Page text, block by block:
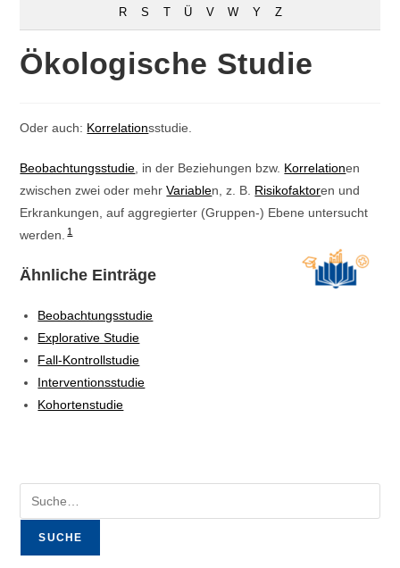
R S Ü V W Y Z
Ökologische Studie
Oder auch: Korrelationsstudie.
Beobachtungsstudie , in der Beziehungen bzw. Korrelationen
zwischen zwei oder mehrVariablen, z. B. Risikofaktoren und
Erkrankungen, auf aggregierter (Gruppen-) Ebene untersucht
werden.
1
Ähnliche Einträge
Beobachtungsstudie
Explorative Studie
Fall-Kontrollstudie
Interventionsstudie
Kohortenstudie
SUCHE